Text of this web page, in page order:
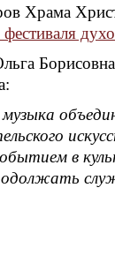
Храма
в